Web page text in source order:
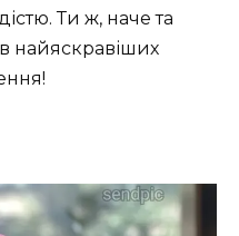
Ти ж, наче та
найяскравіших